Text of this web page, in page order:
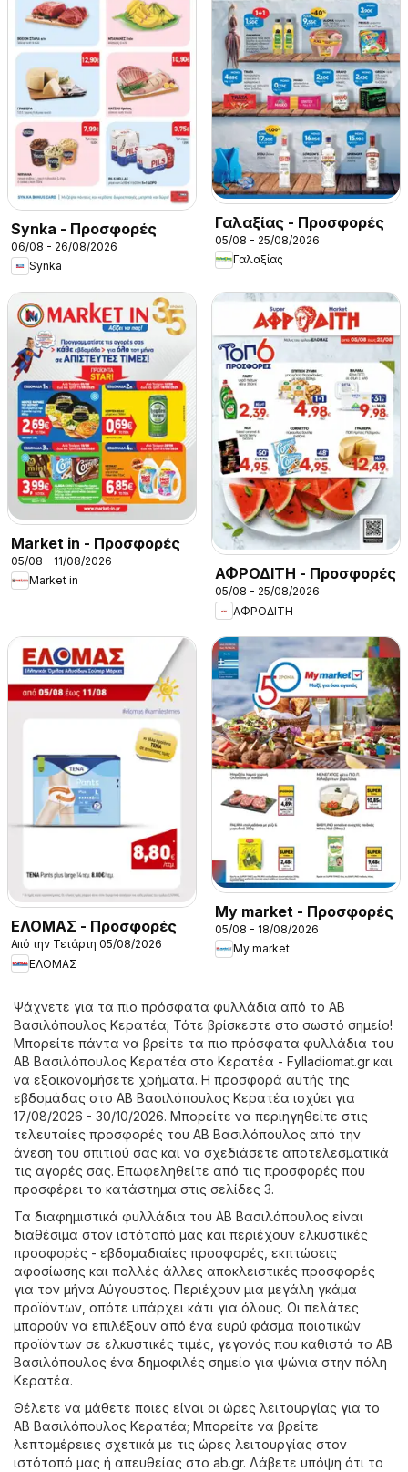
Synka - Προσφορές
06/08 - 26/08/2026
Synka
Γαλαξίας - Προσφορές
05/08 - 25/08/2026
Γαλαξίας
Market in - Προσφορές
05/08 - 11/08/2026
Market in
ΑΦΡΟΔΙΤΗ - Προσφορές
05/08 - 25/08/2026
ΑΦΡΟΔΙΤΗ
ΕΛΟΜΑΣ - Προσφορές
Από την Τετάρτη 05/08/2026
ΕΛΟΜΑΣ
My market - Προσφορές
05/08 - 18/08/2026
My market
Ψάχνετε για τα πιο πρόσφατα φυλλάδια από το ΑΒ
Βασιλόπουλος Κερατέα; Τότε βρίσκεστε στο σωστό σημείο!
Μπορείτε πάντα να βρείτε τα πιο πρόσφατα φυλλάδια του
ΑΒ Βασιλόπουλος Κερατέα στο Κερατέα - Fylladiomat.gr και
να εξοικονομήσετε χρήματα. Η προσφορά αυτής της
εβδομάδας στο ΑΒ Βασιλόπουλος Κερατέα ισχύει για
17/08/2026 - 30/10/2026. Μπορείτε να περιηγηθείτε στις
τελευταίες προσφορές του ΑΒ Βασιλόπουλος από την
άνεση του σπιτιού σας και να σχεδιάσετε αποτελεσματικά
τις αγορές σας. Επωφεληθείτε από τις προσφορές που
προσφέρει το κατάστημα στις σελίδες 3.
Τα διαφημιστικά φυλλάδια του ΑΒ Βασιλόπουλος είναι
διαθέσιμα στον ιστότοπό μας και περιέχουν ελκυστικές
προσφορές - εβδομαδιαίες προσφορές, εκπτώσεις
αφοσίωσης και πολλές άλλες αποκλειστικές προσφορές
για τον μήνα Αύγουστος. Περιέχουν μια μεγάλη γκάμα
προϊόντων, οπότε υπάρχει κάτι για όλους. Οι πελάτες
μπορούν να επιλέξουν από ένα ευρύ φάσμα ποιοτικών
προϊόντων σε ελκυστικές τιμές, γεγονός που καθιστά το ΑΒ
Βασιλόπουλος ένα δημοφιλές σημείο για ψώνια στην πόλη
Κερατέα.
Θέλετε να μάθετε ποιες είναι οι ώρες λειτουργίας για το
ΑΒ Βασιλόπουλος Κερατέα; Μπορείτε να βρείτε
λεπτομέρειες σχετικά με τις ώρες λειτουργίας στον
ιστότοπό μας ή απευθείας στο ab.gr. Λάβετε υπόψη ότι το